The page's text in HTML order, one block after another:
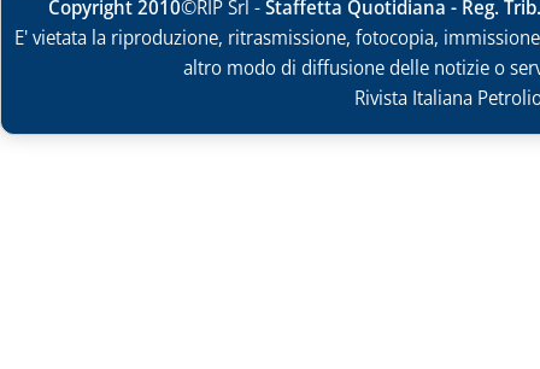
Copyright 2010©RIP Srl -Staffetta Quotidiana - Reg.
E' vietata la riproduzione, ritrasmissione, fotocopia,
altro modo di diffusione delle notizie o
Rivista Italiana